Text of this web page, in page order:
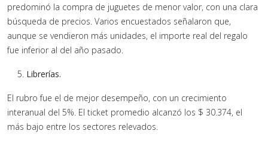
predominó la compra de juguetes de menor valor, con una clara
búsqueda de precios. Varios encuestados señalaron que,
aunque se vendieron más unidades, el importe real del regalo
fue inferior al del año pasado.
Librerías.
El rubro fue el de mejor desempeño, con un crecimiento
interanual del 5%. El ticket promedio alcanzó los $ 30.374, el
más bajo entre los sectores relevados.